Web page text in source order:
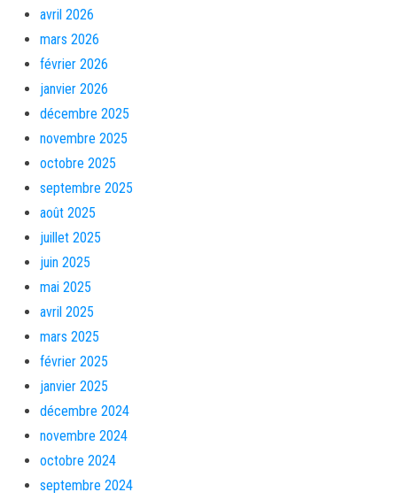
avril 2026
mars 2026
février 2026
janvier 2026
décembre 2025
novembre 2025
octobre 2025
septembre 2025
août 2025
juillet 2025
juin 2025
mai 2025
avril 2025
mars 2025
février 2025
janvier 2025
décembre 2024
novembre 2024
octobre 2024
septembre 2024